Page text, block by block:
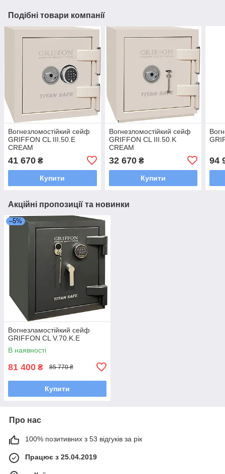
Подібні товари компанії
Вогнезломостійкий сейф
GRIFFON CL III.50.E
CREAM
41 670 ₴
Купити
Вогнезломостійкий сейф
GRIFFON CL III.50.K
CREAM
32 670₴
Купити
94
Акційні пропозиції та новинки
–5%
Вогнезламостійкий сейф
GRIFFON CL V.70.K.E
В наявності
81 400 ₴ 85 770 ₴
Купити
Про нас
100% позитивних з 53 відгуків за рік
Працює з 25.04.2019